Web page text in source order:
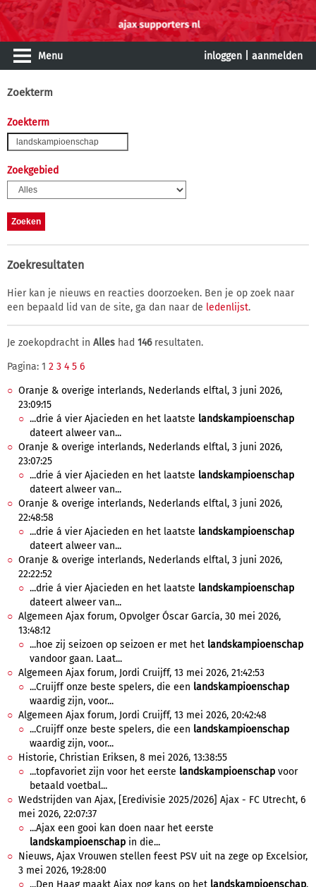
Menu inloggen aanmelden
Zoekterm
Zoekterm
Zoekgebied
Zoekresultaten
Hier kan je nieuws en reacties doorzoeken. Ben je op zoek naar
een bepaald lid van de site, ga dan naar de ledenlijst.
Je zoekopdracht in Alles had 146resultaten.
Pagina: 1 2 3 4 5 6
Oranje & overige interlands, Nederlands elftal, 3 juni 2026,
23:09:15
...drie á vier Ajacieden en het laatste landskampioenschap
dateert alweer van...
Oranje & overige interlands, Nederlands elftal, 3 juni 2026,
23:07:25
...drie á vier Ajacieden en het laatste landskampioenschap
dateert alweer van...
Oranje & overige interlands, Nederlands elftal, 3 juni 2026,
22:48:58
...drie á vier Ajacieden en het laatste landskampioenschap
dateert alweer van...
Oranje & overige interlands, Nederlands elftal, 3 juni 2026,
22:22:52
...drie á vier Ajacieden en het laatste landskampioenschap
dateert alweer van...
Algemeen Ajax forum, Opvolger Óscar García, 30 mei 2026,
13:48:12
...hoe zij seizoen op seizoen er met het landskampioenschap
vandoor gaan. Laat...
Algemeen Ajax forum, Jordi Cruijff, 13 mei 2026, 21:42:53
...Cruijff onze beste spelers, die een landskampioenschap
waardig zijn, voor...
Algemeen Ajax forum, Jordi Cruijff, 13 mei 2026, 20:42:48
...Cruijff onze beste spelers, die een landskampioenschap
waardig zijn, voor...
Historie, Christian Eriksen, 8 mei 2026, 13:38:55
...topfavoriet zijn voor het eerste landskampioenschap voor
betaald voetbal...
Wedstrijden van Ajax, [Eredivisie 2025/2026] Ajax - FC Utrecht, 6
mei 2026, 22:07:37
...Ajax een gooi kan doen naar het eerste
landskampioenschap in die...
Nieuws, Ajax Vrouwen stellen feest PSV uit na zege op Excelsior,
3 mei 2026, 19:28:00
...Den Haag maakt Ajax nog kans op het landskampioenschap.